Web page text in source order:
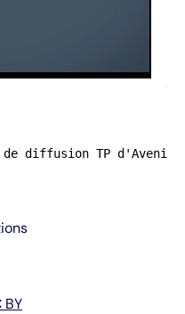
diffusion TP d'Avenir
BY